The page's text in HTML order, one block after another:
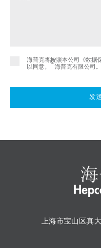
海普克将按照本公司《数据
以同意。
©
海普克有限公司
发
上海市宝山区真